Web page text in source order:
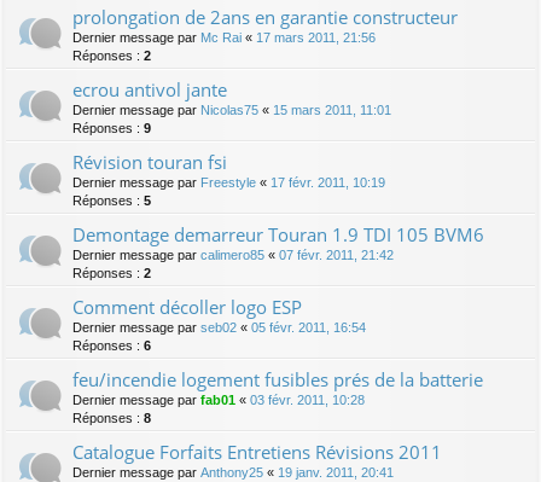
prolongation de 2ans en garantie constructeur
Dernier message par Mc Rai « 17 mars 2011, 21:56
Réponses : 2
ecrou antivol jante
Dernier message par Nicolas75 « 15 mars 2011, 11:01
Réponses : 9
Révision touran fsi
Dernier message par Freestyle « 17 févr. 2011, 10:19
Réponses : 5
Demontage demarreur Touran 1.9 TDI 105 BVM6
Dernier message par calimero85 « 07 févr. 2011, 21:42
Réponses : 2
Comment décoller logo ESP
Dernier message par seb02 « 05 févr. 2011, 16:54
Réponses : 6
feu/incendie logement fusibles prés de la batterie
Dernier message par fab01 « 03 févr. 2011, 10:28
Réponses : 8
Catalogue Forfaits Entretiens Révisions 2011
Dernier message par Anthony25 « 19 janv. 2011, 20:41